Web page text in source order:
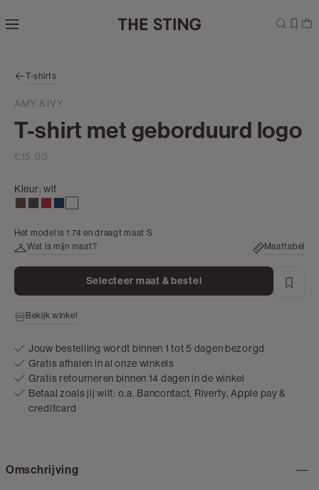
direct naar
zoekbalk
naar de
footer
T-shirts
AMY & IVY
T-shirt met geborduurd logo
€15.00
Kleur:wit
Het model is 1.74 en draagt maat S
Wat is mijn maat?
Maattabel
Selecteer maat & bestel
Bekijk winkel
Jouw bestelling wordt binnen 1 tot 5 dagen bezorgd
Gratis afhalen in al onze winkels
Gratis retourneren binnen 14 dagen in de winkel
Betaal zoals jij wilt: o.a. Bancontact, Riverty, Apple pay &
creditcard
Omschrijving